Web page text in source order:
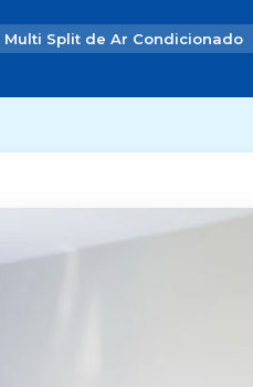
Multi Split de Ar Condicionado